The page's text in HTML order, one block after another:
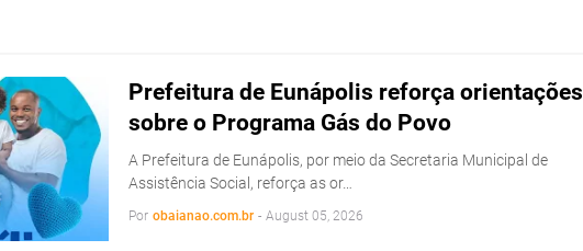
Prefeitura de Eunápolis reforça orientações
sobre o Programa Gás do Povo
A Prefeitura de Eunápolis, por meio da Secretaria Municipal de
Assistência Social, reforça as or…
Por obaianao.com.br - August 05, 2026